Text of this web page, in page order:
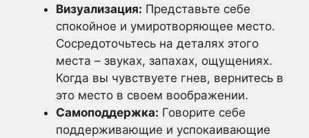
Визуализация: Представьте себе
спокойное и умиротворяющее место.
Сосредоточьтесь на деталях этого
места – звуках, запахах, ощущениях.
Когда вы чувствуете гнев, вернитесь в
это место в своем воображении.
Самоподдержка: Говорите себе
поддерживающие и успокаивающие